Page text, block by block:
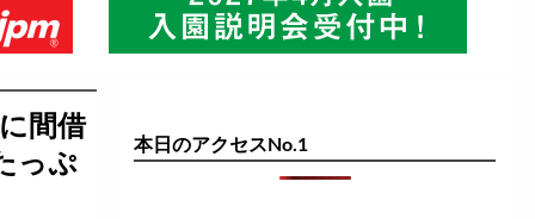
間借
っぷ
本日のアクセスNo.1